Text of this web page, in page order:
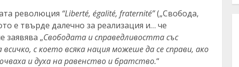
революция “Liberté, égalité, fraternité”(„Свобода,
е твърде далечно за реализация и… че
заявява „Свободата и справедливостта със
с което всяка нация можеше да се справи, ако
и духа на равенство и братство.“